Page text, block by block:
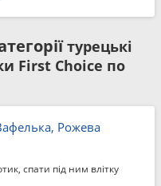
турецькі
First Choice по
Рожева
спати під ним влітку